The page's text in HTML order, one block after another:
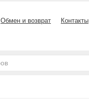
Обмен и возврат
Контакты